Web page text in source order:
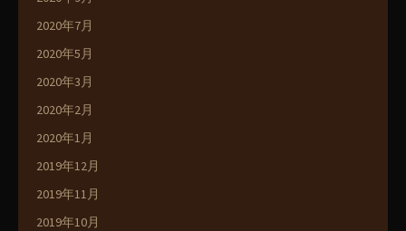
2020年7月
2020年5月
2020年3月
2020年2月
2020年1月
2019年12月
2019年11月
2019年10月